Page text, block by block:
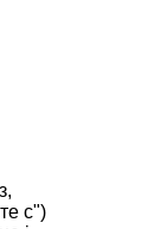
с")